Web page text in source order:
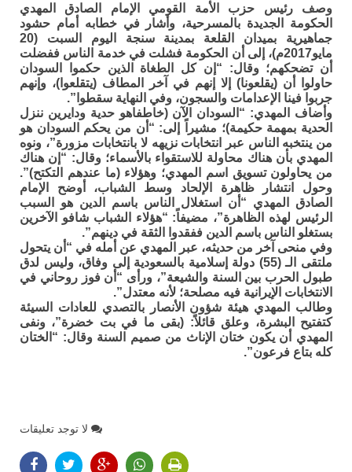
وصف رئيس حزب الأمة القومي الإمام الصادق المهدي
الحكومة الجديدة بالمسرحية، وأشار في خطابه أمام حشود
جماهيرية بميدان القلعة بمدينة سنجة اليوم السبت (20
مايو2017م)، إلى أن الحكومة فشلت في خدمة الناس ففضلت
أن تضحكهم؛ وقال: “إن كل الطغاة الذين حكموا السودان
حاولوا أن (يقلعونا) إلا إنهم في آخر المطاف (يتقلعوا)، وإنهم
جربوا فينا الإعدامات والسجون، وفي النهاية سقطوا”.
وأضاف المهدي: “السودان الآن (خاطفاهو حدية ودايرين ننزل
الحدية بمهمة حكيمة)؛ مشيراً إلى: “أن من يحكم السودان هو
من ينتخبه الناس عبر انتخابات نزيهه لا بانتخابات مزورة”، ونوه
المهدي بأن هناك محاولة للاستقواء بالأسماء؛ وقال: “إن هناك
من يحاولون تسويق اسم المهدي؛ وهؤلاء (ما عندهم التكتح)”.
وحول انتشار ظاهرة الإلحاد وسط الشباب، أوضح الإمام
الصادق المهدي “أن استغلال الناس باسم الدين هو السبب
الرئيس لهذه الظاهرة”، مضيفاً: “هؤلاء الشباب شافو الآخرين
بستغلو الناس باسم الدين ففقدوا الثقة في دينهم”.
وفي منحى آخر من حديثه، عبر المهدي عن أمله في “أن يتحول
ملتقى الـ (55) دولة إسلامية بالسعودية إلى وفاق، وليس لدق
طبول الحرب بين السنة والشيعة”، ورأى “أن فوز روحاني في
الانتخابات الإيرانية فيه مصلحة؛ لأنه معتدل”.
وطالب المهدي هيئة شؤون الأنصار بالتصدي للعادات السيئة
كتفتيح البشرة، وعلق قائلاً: (بقى ما في بت خضرة”، ونفى
المهدي أن يكون ختان الإناث من صميم السنة وقال: “الختان
كله بتاع فرعون”.
لا توجد تعليقات